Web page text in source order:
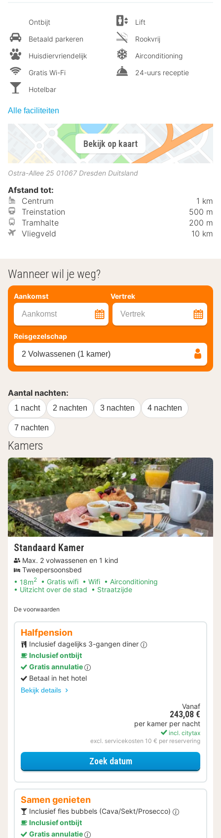
Ontbijt
Betaald parkeren
Huisdiervriendelijk
Gratis Wi-Fi
Hotelbar
Lift
Rookvrij
Airconditioning
24-uurs receptie
Alle faciliteiten
Bekijk op kaart
Ostra-Allee 25 01067 Dresden Duitsland
Afstand tot:
Centrum
1 km
Treinstation
500 m
Tramhalte
200 m
Vliegveld
10 km
Wanneer wil je weg?
Aankomst Vertrek
Aankomst Vertrek
Reisgezelschap
2 Volwassenen (1 kamer)
Aantal nachten:
1 nacht 2 nachten 3 nachten 4 nachten
7 nachten
Kamers
Standaard Kamer
Max. 2 volwassenen en 1 kind
Tweepersoonsbed
18m2 Gratis wifi Wifi
Airconditioning
Uitzicht over de stad
Straatzijde
De voorwaarden
Halfpension
Inclusief dagelijks 3-gangen diner
Inclusief ontbijt
Gratis annulatie
Betaal in het hotel
Bekijk details
Vanaf
243,08 €
per kamer per nacht
incl. citytax
excl. servicekosten 10 € per reservering
Zoek datumvoor Halfpension
Samen genieten
Inclusief fles bubbels (Cava/Sekt/Prosecco)
Inclusief ontbijt
Gratis annulatie